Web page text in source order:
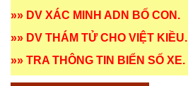
»» DV XÁC MINH ADN BỐ CON .
»» DV THÁM TỬ CHO VIỆT KIỀU.
»» TRA THÔNG TIN BIỂN SỐ XE.